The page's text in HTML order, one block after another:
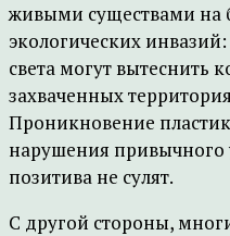
живыми существами на
экологических
света могут вытеснить
захваченных
Проникновение
нарушения привычного
позитива не сулят.
С другой стороны,